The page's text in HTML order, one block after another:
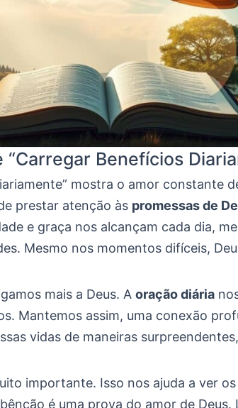
Benefícios
mostra o amor constante
prestar atenção às promessas de
e graça nos alcançam cada dia,
Mesmo nos momentos difíceis,
mais a Deus. A oração diária
Mantemos assim, uma conexão
vidas de maneiras
importante. Isso nos ajuda a ver
é uma prova do amor de Deus.